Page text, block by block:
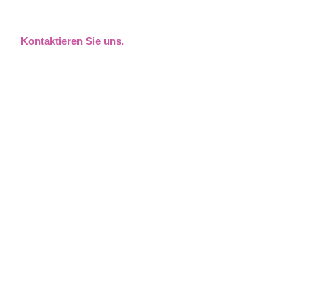
Kontaktieren Sie uns.